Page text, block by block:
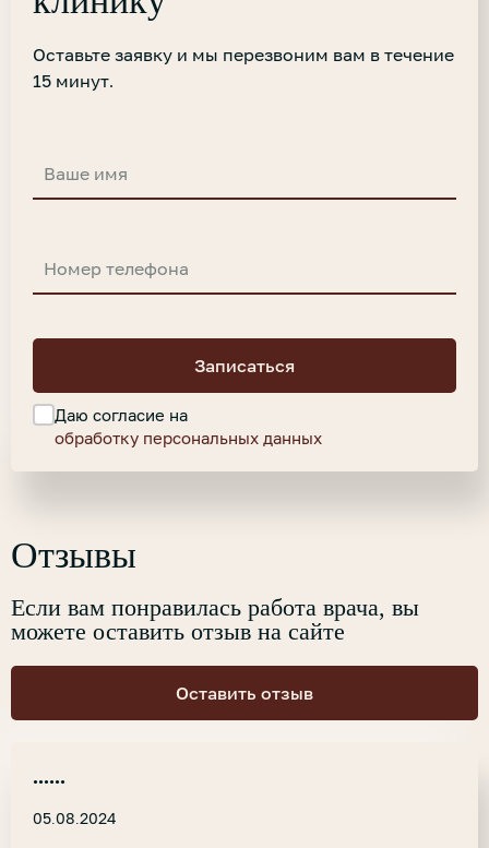
Оставьте заявку и мы перезвоним вам в течение
15 минут.
Записаться
Даю согласие на
обработку персональных данных
Отзывы
......
05.08.2024
Если вам понравилась работа врача, вы
можете оставить отзыв на сайте
Оставить отзыв